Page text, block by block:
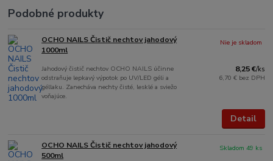
Podobné produkty
OCHO NAILS Čistič nechtov jahodový
1000ml
Jahodový čistič nechtov OCHO NAILS účinne
odstraňuje lepkavý výpotok po UV/LED géli a
géllaku. Zanecháva nechty čisté, lesklé a sviežo
voňajúce.
8,25 €/ks
6,70 € bez DPH
Nie je skladom
Detail
OCHO NAILS Čistič nechtov jahodový
500ml
Skladom 49 ks